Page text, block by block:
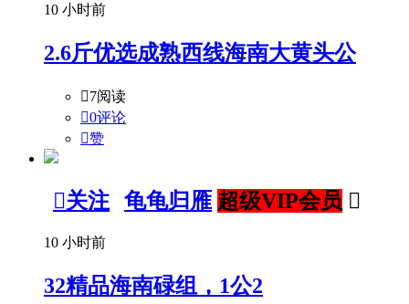
10 小时前
2.6斤优选成熟西线海南大黄头公
7阅读
0评论
赞
关注 龟龟归雁 超级VIP会员 
10 小时前
32精品海南碌组，1公2